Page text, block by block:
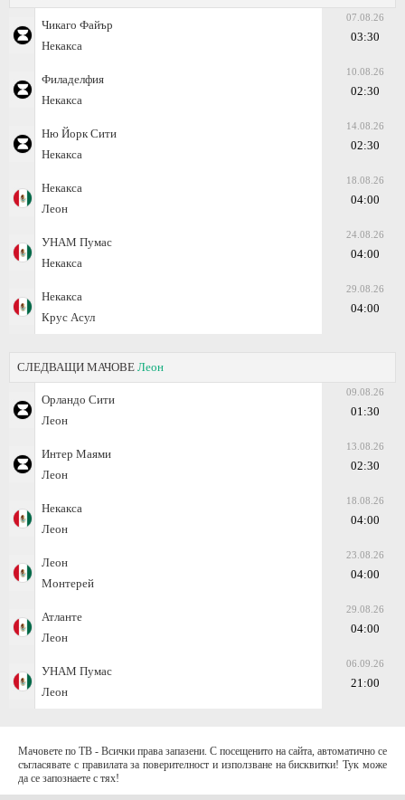
Чикаго Файър
Некакса
07.08.26
03:30
Филаделфия
Некакса
10.08.26
02:30
Ню Йорк Сити
Некакса
14.08.26
02:30
Некакса
Леон
18.08.26
04:00
УНАМ Пумас
Некакса
24.08.26
04:00
Некакса
Крус Асул
29.08.26
04:00
СЛЕДВАЩИ МАЧОВЕ Леон
Орландо Сити
Леон
09.08.26
01:30
Интер Маями
Леон
13.08.26
02:30
Некакса
Леон
18.08.26
04:00
Леон
Монтерей
23.08.26
04:00
Атланте
Леон
29.08.26
04:00
УНАМ Пумас
Леон
06.09.26
21:00
Мачовете по ТВ - Всички права запазени. С посещенито на сайта, автоматично се
съгласявате с правилата за поверителност и използване на бисквитки! Тук може
да се запознаете с тях!